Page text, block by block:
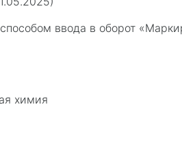
ввода в оборот
химия